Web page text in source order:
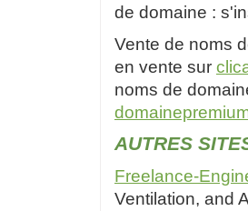
de domaine :
Vente de noms
en vente sur
noms de
AUTRES
Freelance-
Ventilation, and